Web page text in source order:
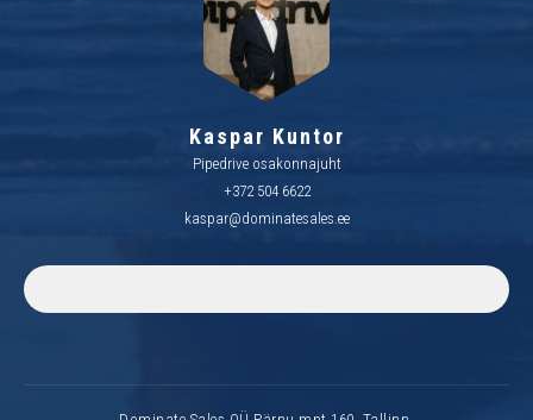
Kaspar Kuntor
Pipedrive osakonnajuht
+372 504 6622
kaspar@dominatesales.ee